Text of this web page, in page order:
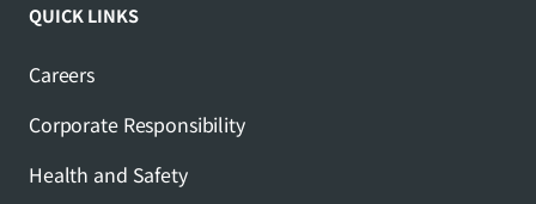
QUICK LINKS
Careers
Corporate Responsibility
Health and Safety